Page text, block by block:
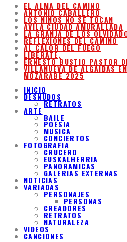
EL ALMA DEL CAMINO
ANTONIO CABALLERO
LOS NIÑOS NO SE TOCAN
ÁVILA CIUDAD AMURALLADA
LA GRANJA DE LOS
REFLEXIONES DEL CAMINO
AL CALOR DEL FUEGO
LIBÉRATE,
ERNESTO BUSTIO PASTOR
VILLANUEVA DE ALGAIDAS
MOZARABE 2025
INICIO
DESNUDOS
RETRATOS
ARTE
BAILE
POESIA
MUSICA
CONCIERTOS
FOTOGRAFIA
CRUCERO
EUSKALHERRIA
PANORAMICAS
GALERIAS EXTERNAS
NOTICIAS
VARIADAS
PERSONAJES
PERSONAS
CREADORES
RETRATOS
NATURALEZA
VIDEOS
CANCIONES